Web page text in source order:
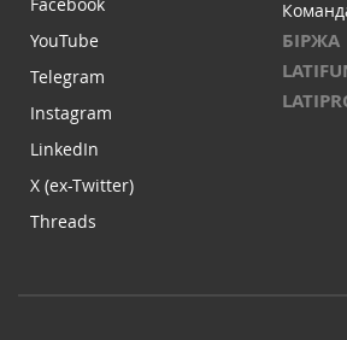
Facebook
YouTube
Telegram
Instagram
LinkedIn
X (ex-Twitter)
Threads
БІРЖА